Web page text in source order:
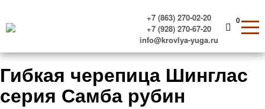
+7 (863) 270-02-20
+7 (928) 270-67-20
info@krovlya-yuga.ru
0
Гибкая черепица Шинглас
серия Самба рубин